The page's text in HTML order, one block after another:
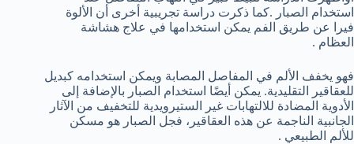
استخدام الصبار .كما ذكرت دراسة تجريبية أخرى أن الألوة
فيرا عن طريق الفم يمكن استخدامها في علاج هشاشة
العظام .
فهو يخفف الألم في المفاصل المصابة ويمكن استخدامه كبديل
للعقاقير التقليدية. يمكن أيضًا استخدام الصبار بالإضافة إلى
الأدوية المضادة للالتهابات غير الستيرويدية للتخفيف من الآثار
الجانبية الناجمة عن هذه العقاقير، فجل الصبار هو مسكن
للألم الطبيعي .